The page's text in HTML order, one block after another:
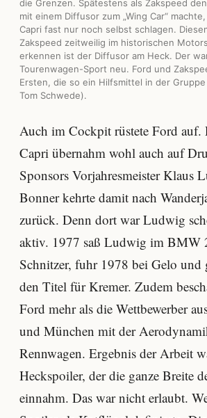
die Grenzen. Spätestens als Zakspeed
mit einem Diffusor zum „Wing Car“
Capri fast nur noch selbst schlagen.
Zakspeed zeitweilig im historischen
erkennen ist der Diffusor am Heck. Der
Tourenwagen-Sport neu. Ford und
Ersten, die so ein Hilfsmittel in der
Tom Schwede).
Auch im Cockpit rüstete Ford auf.
Capri übernahm wohl auch auf
Sponsors Vorjahresmeister Klaus
Bonner kehrte damit nach
zurück. Denn dort war Ludwig
aktiv. 1977 saß Ludwig im BMW
Schnitzer, fuhr 1978 bei Gelo und
den Titel für Kremer. Zudem
Ford mehr als die Wettbewerber
und München mit der
Rennwagen. Ergebnis der Arbeit
Heckspoiler, der die ganze Breite
einnahm. Das war nicht erlaubt.